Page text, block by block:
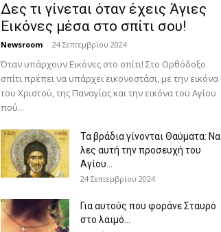
Δες τι γίνεται όταν έχεις Άγιες
Εικόνες μέσα στο σπίτι σου!
Newsroom - 24 Σεπτεμβρίου 2024
Όταν υπάρχουν Εικόνες στο σπίτι! Στο Ορθόδοξο
σπίτι πρέπει να υπάρχει εικονοστάσι, με την εικόνα
του Χριστού, της Παν­αγίας και την εικόνα του Αγίου
πού...
Τα βράδια γίνονται Θαύματα: Να
λες αυτή την προσευχή του
Αγίου...
24 Σεπτεμβρίου 2024
Για αυτούς που φοράνε Σταυρό
στο λαιμό…